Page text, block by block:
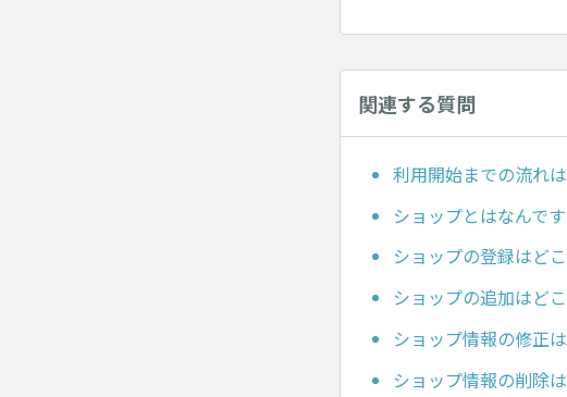
関連する質問
利用開始までの流れ
ショップとはなんで
ショップの登録はど
ショップの追加はど
ショップ情報の修正
ショップ情報の削除